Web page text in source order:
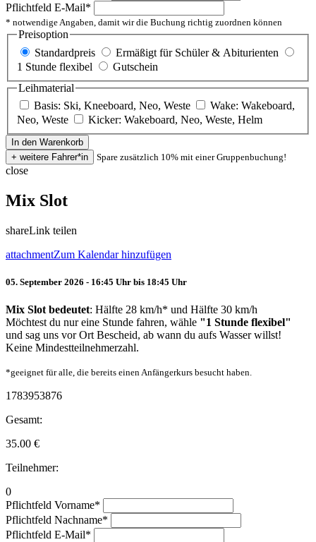
Pflichtfeld E-Mail*
* notwendige Angaben, damit wir die Buchung richtig zuordnen können
Preisoption
Standardpreis
Ermäßigt für Schüler & Abiturienten
1 Stunde flexibel
Gutschein
Leihmaterial
Basis: Ski, Kneeboard, Neo, Weste
Wake: Wakeboard,
Neo, Weste
Kicker: Wakeboard, Neo, Weste, Helm
Spare zusätzlich 10% mit einer Gruppenbuchung!
close
Mix Slot
shareLink teilen
attachmentZum Kalendar hinzufügen
05. September 2026 - 16:45 Uhr bis 18:45 Uhr
Mix Slot bedeutet: Hälfte 28 km/h* und Hälfte 30 km/h
Möchtest du nur eine Stunde fahren, wähle "1 Stunde flexibel"
und sag uns vor Ort Bescheid, ab wann du aufs Wasser willst!
Keine Mindestteilnehmerzahl.
*geeignet für alle, die bereits einen Anfängerkurs besucht haben.
1783953876
Gesamt:
35.00 €
Teilnehmer:
0
Pflichtfeld Vorname*
Pflichtfeld Nachname*
Pflichtfeld E-Mail*